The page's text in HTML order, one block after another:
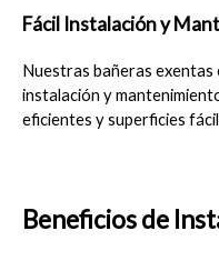
Fácil Instalación y
Nuestras bañeras
instalación y
eficientes y superficies
Beneficios de